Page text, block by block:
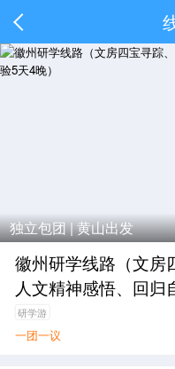
独立包团 |黄山出发
徽州研学线路（文房
人文精神感悟、回归
研学游
一团一议